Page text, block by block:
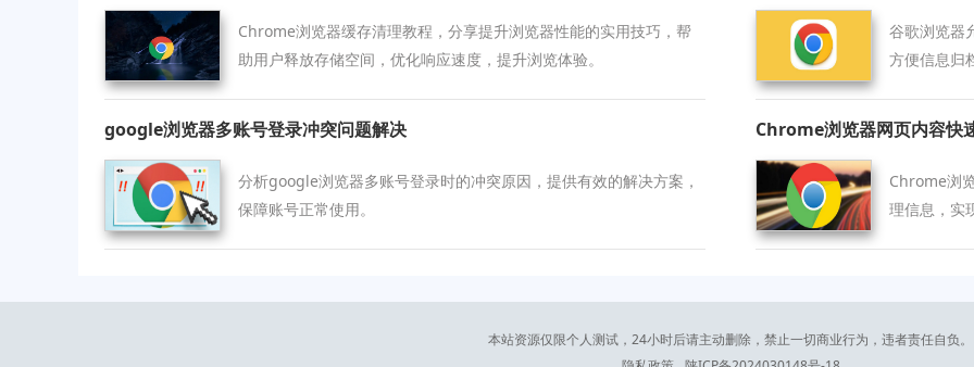
Chrome浏览器缓存清理教程，分享提升浏览器性能的实用技巧，帮
助用户释放存储空间，优化响应速度，提升浏览体验。
谷歌浏览器
方便信息归
google浏览器多账号登录冲突问题解决
分析google浏览器多账号登录时的冲突原因，提供有效的解决方案，
保障账号正常使用。
Chrome浏览器网页内容快
Chrome浏
理信息，实
本站资源仅限个人测试，24小时后请主动删除，禁止一切商业行为，违者责任自负。